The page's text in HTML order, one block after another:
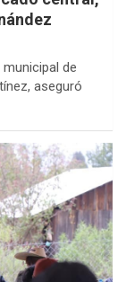
de
aseguró